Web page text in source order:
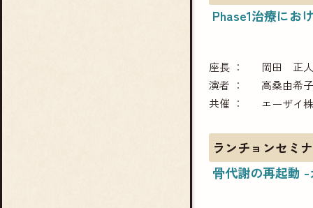
Phase1治療にお
座長
岡田 正人
演者
高桑由希子
共催
エーザイ
ランチョンセミ
骨代謝の再起動